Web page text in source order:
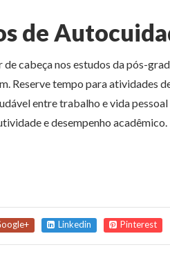
de
cabeça nos estudos da pós-
Reserve tempo para atividades
entre trabalho e vida pessoal
e desempenho acadêmico.
Linkedin Pinterest